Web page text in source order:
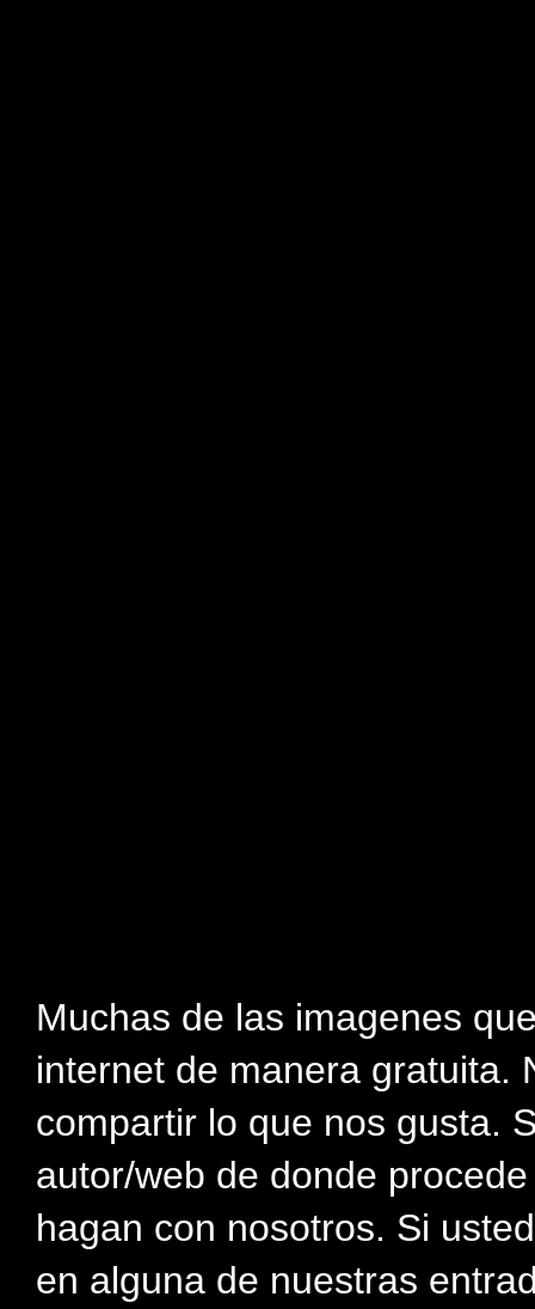
Muchas de las imagenes
internet de manera gratuita.
compartir lo que nos gusta.
autor/web de donde
hagan con nosotros. Si
en alguna de nuestras